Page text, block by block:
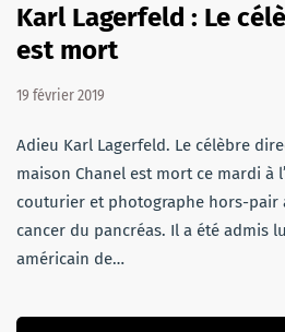
Karl Lagerfeld : Le
est mort
19 février 2019
Adieu Karl Lagerfeld. Le célèbre
maison Chanel est mort ce mardi à
couturier et photographe hors-pair
cancer du pancréas. Il a été admis
américain de…